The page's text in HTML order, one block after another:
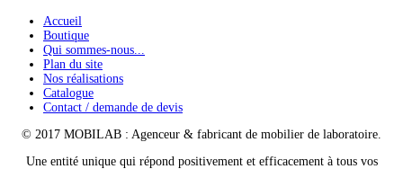
Accueil
Boutique
Qui sommes-nous...
Plan du site
Nos réalisations
Catalogue
Contact / demande de devis
© 2017 MOBILAB : Agenceur & fabricant de mobilier de laboratoire.
Une entité unique qui répond positivement et efficacement à tous vos